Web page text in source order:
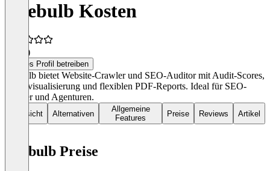
Sitebulb Kosten
(9)
Dieses Profil betreiben
Sitebulb bietet Website-Crawler und SEO-Auditor mit Audit-Scores,
Datenvisualisierung und flexiblen PDF-Reports. Ideal für SEO-
Berater und Agenturen.
Übersicht Alternativen
Allgemeine
Features
Preise Reviews Artikel
Sitebulb Preise